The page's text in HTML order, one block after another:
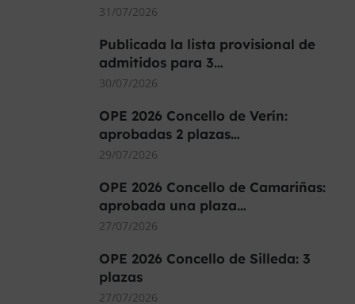
31/07/2026
Publicada la lista provisional de
admitidos para 3…
30/07/2026
OPE 2026 Concello de Verín:
aprobadas 2 plazas…
29/07/2026
OPE 2026 Concello de Camariñas:
aprobada una plaza…
27/07/2026
OPE 2026 Concello de Silleda: 3
plazas
27/07/2026